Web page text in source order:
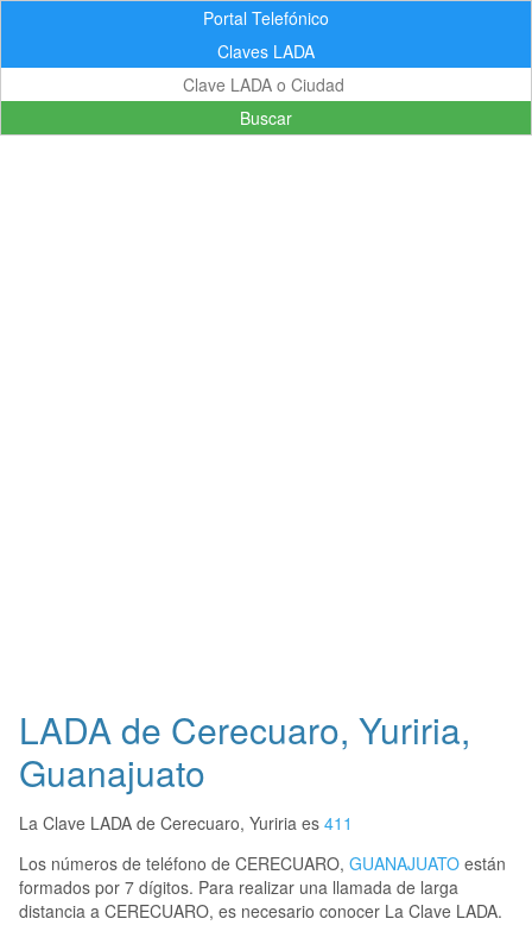
Portal Telefónico
Claves LADA
Buscar
LADA de Cerecuaro, Yuriria,
Guanajuato
La Clave LADA de Cerecuaro, Yuriria es 411
Los números de teléfono de CERECUARO, GUANAJUATO están
formados por 7 dígitos. Para realizar una llamada de larga
distancia a CERECUARO, es necesario conocer La Clave LADA.